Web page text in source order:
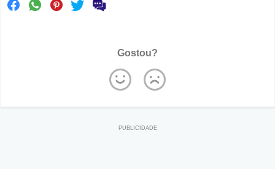
Gostou?